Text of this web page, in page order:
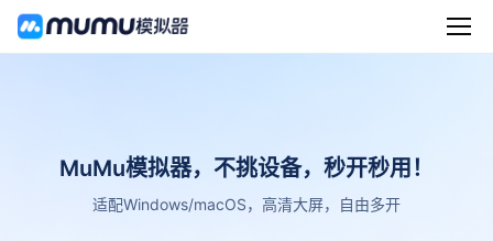
MuMu模拟器，不挑设备，秒开秒用！
适配Windows/macOS，高清大屏，自由多开